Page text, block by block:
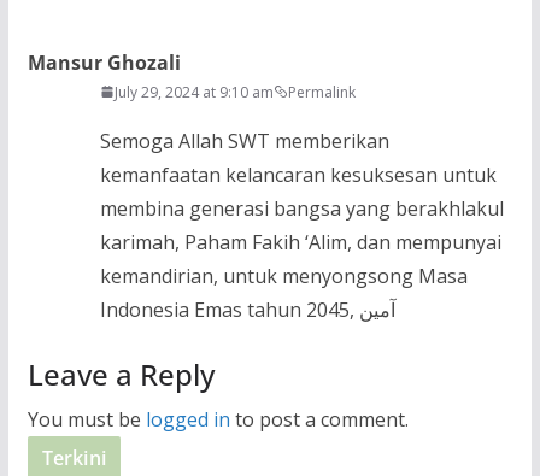
Mansur Ghozali
July 29, 2024 at 9:10 am Permalink
Semoga Allah SWT memberikan
kemanfaatan kelancaran kesuksesan untuk
membina generasi bangsa yang berakhlakul
karimah, Paham Fakih ‘Alim, dan mempunyai
kemandirian, untuk menyongsong Masa
Indonesia Emas tahun 2045, آمين
Leave a Reply
You must be logged in to post a comment.
Terkini